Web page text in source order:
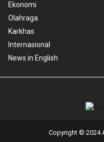
Ekonomi
Olahraga
Karkhas
Internasional
News in English
Copyright © 2024